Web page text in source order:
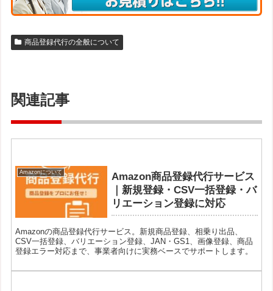
商品登録代行の全般について
関連記事
Amazonについて
Amazon商品登録代行サービス
｜新規登録・CSV一括登録・バ
リエーション登録に対応
Amazonの商品登録代行サービス。新規商品登録、相乗り出品、
CSV一括登録、バリエーション登録、JAN・GS1、画像登録、商品
登録エラー対応まで、事業者向けに実務ベースでサポートします。